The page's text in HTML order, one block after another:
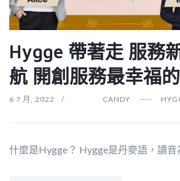
Hygge 帶著走 服務
航 開創服務最幸福
6 7 月, 2022 CANDY
什麼是Hygge？ Hygge是丹麥語，讀音